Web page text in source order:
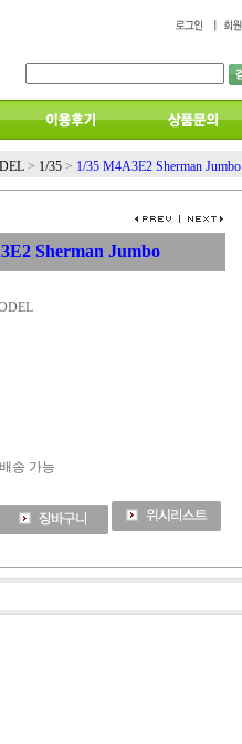
> 1/35 > 1/35 M4A3E2 Sherman Jumbo
Sherman Jumbo
송 가능